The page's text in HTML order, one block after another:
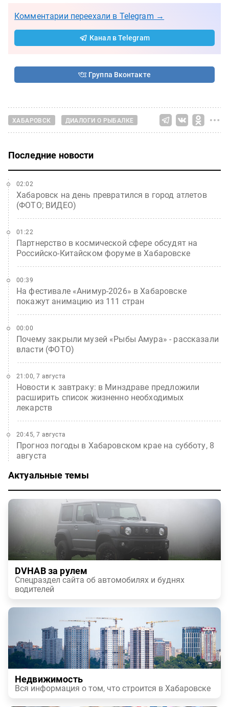
Комментарии переехали в Telegram →
Канал в Telegram
Группа Вконтакте
ХАБАРОВСК ДИАЛОГИ О РЫБАЛКЕ
Последние новости
Хабаровск на день превратился в город атлетов
(ФОТО; ВИДЕО)
02:02
Партнерство в космической сфере обсудят на
Российско-Китайском форуме в Хабаровске
01:22
На фестивале «Анимур-2026» в Хабаровске
покажут анимацию из 111 стран
00:39
Почему закрыли музей «Рыбы Амура» - рассказали
власти (ФОТО)
00:00
Новости к завтраку: в Минздраве предложили
расширить список жизненно необходимых
лекарств
21:00, 7 августа
Прогноз погоды в Хабаровском крае на субботу, 8
августа
20:45, 7 августа
Актуальные темы
DVHAB за рулем
Спецраздел сайта об автомобилях и буднях
водителей
Недвижимость
Вся информация о том, что строится в Хабаровске